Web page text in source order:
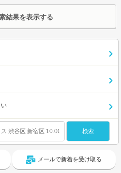
結果を表示する
い
メールで新着を受け取る